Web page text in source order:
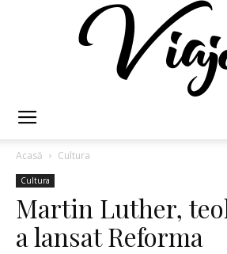
Acasă Cultura
Cultura
Martin Luther,
a lansat Reforma